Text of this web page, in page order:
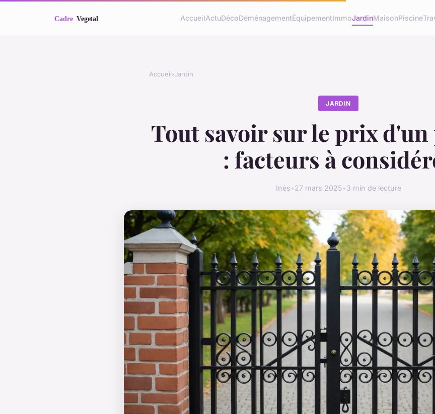
AccueilActuDécoDéménagementÉquipementImmoJardinMaisonPiscine
Accueil›Jardin
JARDIN
Tout savoir sur le prix
: facteurs à
Inès•27 mars 2025•3 min de lecture